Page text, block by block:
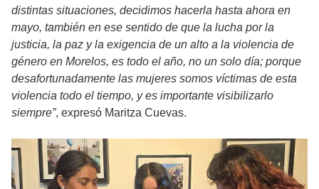
distintas situaciones, decidimos hacerla hasta ahora en
mayo, también en ese sentido de que la lucha por la
justicia, la paz y la exigencia de un alto a la violencia de
género en Morelos, es todo el año, no un solo día; porque
desafortunadamente las mujeres somos víctimas de esta
violencia todo el tiempo, y es importante visibilizarlo
siempre”, expresó Maritza Cuevas.